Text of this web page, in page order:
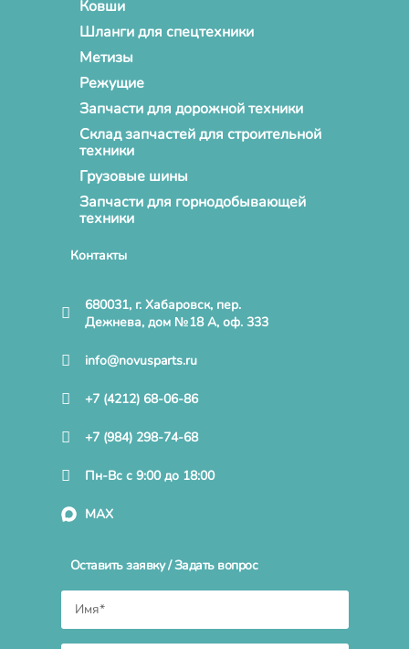
Ковши
Шланги для спецтехники
Метизы
Режущие
Запчасти для дорожной техники
Склад запчастей для строительной
техники
Грузовые шины
Запчасти для горнодобывающей
техники
Контакты
680031, г. Хабаровск, пер.
Дежнева, дом №18 А, оф. 333
info@novusparts.ru
+7 (4212) 68-06-86
+7 (984) 298-74-68
Пн-Вс с 9:00 до 18:00
MAX
Оставить заявку / Задать вопрос